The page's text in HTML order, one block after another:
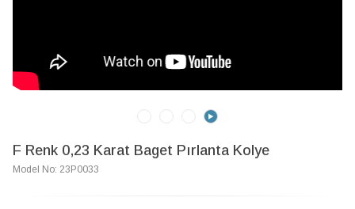
F Renk 0,23 Karat Baget Pırlanta Kolye
Model No: 23P0033